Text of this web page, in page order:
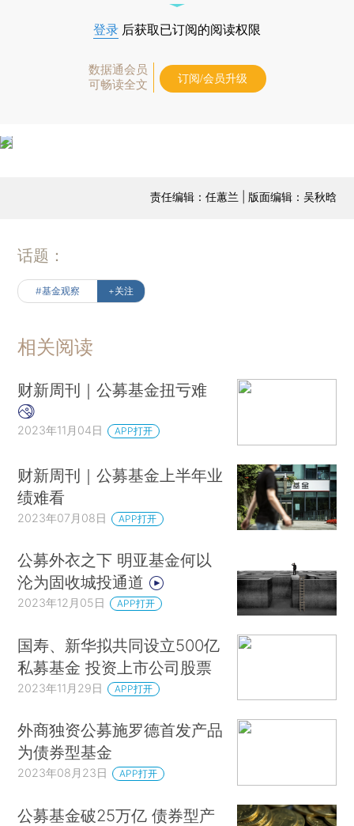
登录 后获取已订阅的阅读权限
数据通会员
可畅读全文
订阅/会员升级
责任编辑：任蕙兰 | 版面编辑：吴秋晗
话题：
#基金观察 +关注
相关阅读
财新周刊｜公募基金扭亏难
2023年11月04日 APP打开
财新周刊｜公募基金上半年业
绩难看
2023年07月08日 APP打开
公募外衣之下 明亚基金何以
沦为固收城投通道
2023年12月05日 APP打开
国寿、新华拟共同设立500亿
私募基金 投资上市公司股票
2023年11月29日 APP打开
外商独资公募施罗德首发产品
为债券型基金
2023年08月23日 APP打开
公募基金破25万亿 债券型产